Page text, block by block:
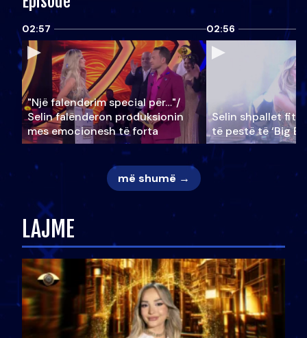
02:57
"Një falenderim special për…"/
Selin falënderon produksionin
mes emocionesh të forta
02:56
Selin shpallet
të pestë të ‘Big
më shumë →
LAJME